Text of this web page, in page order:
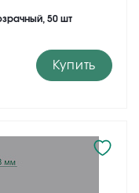
50 шт
Купить